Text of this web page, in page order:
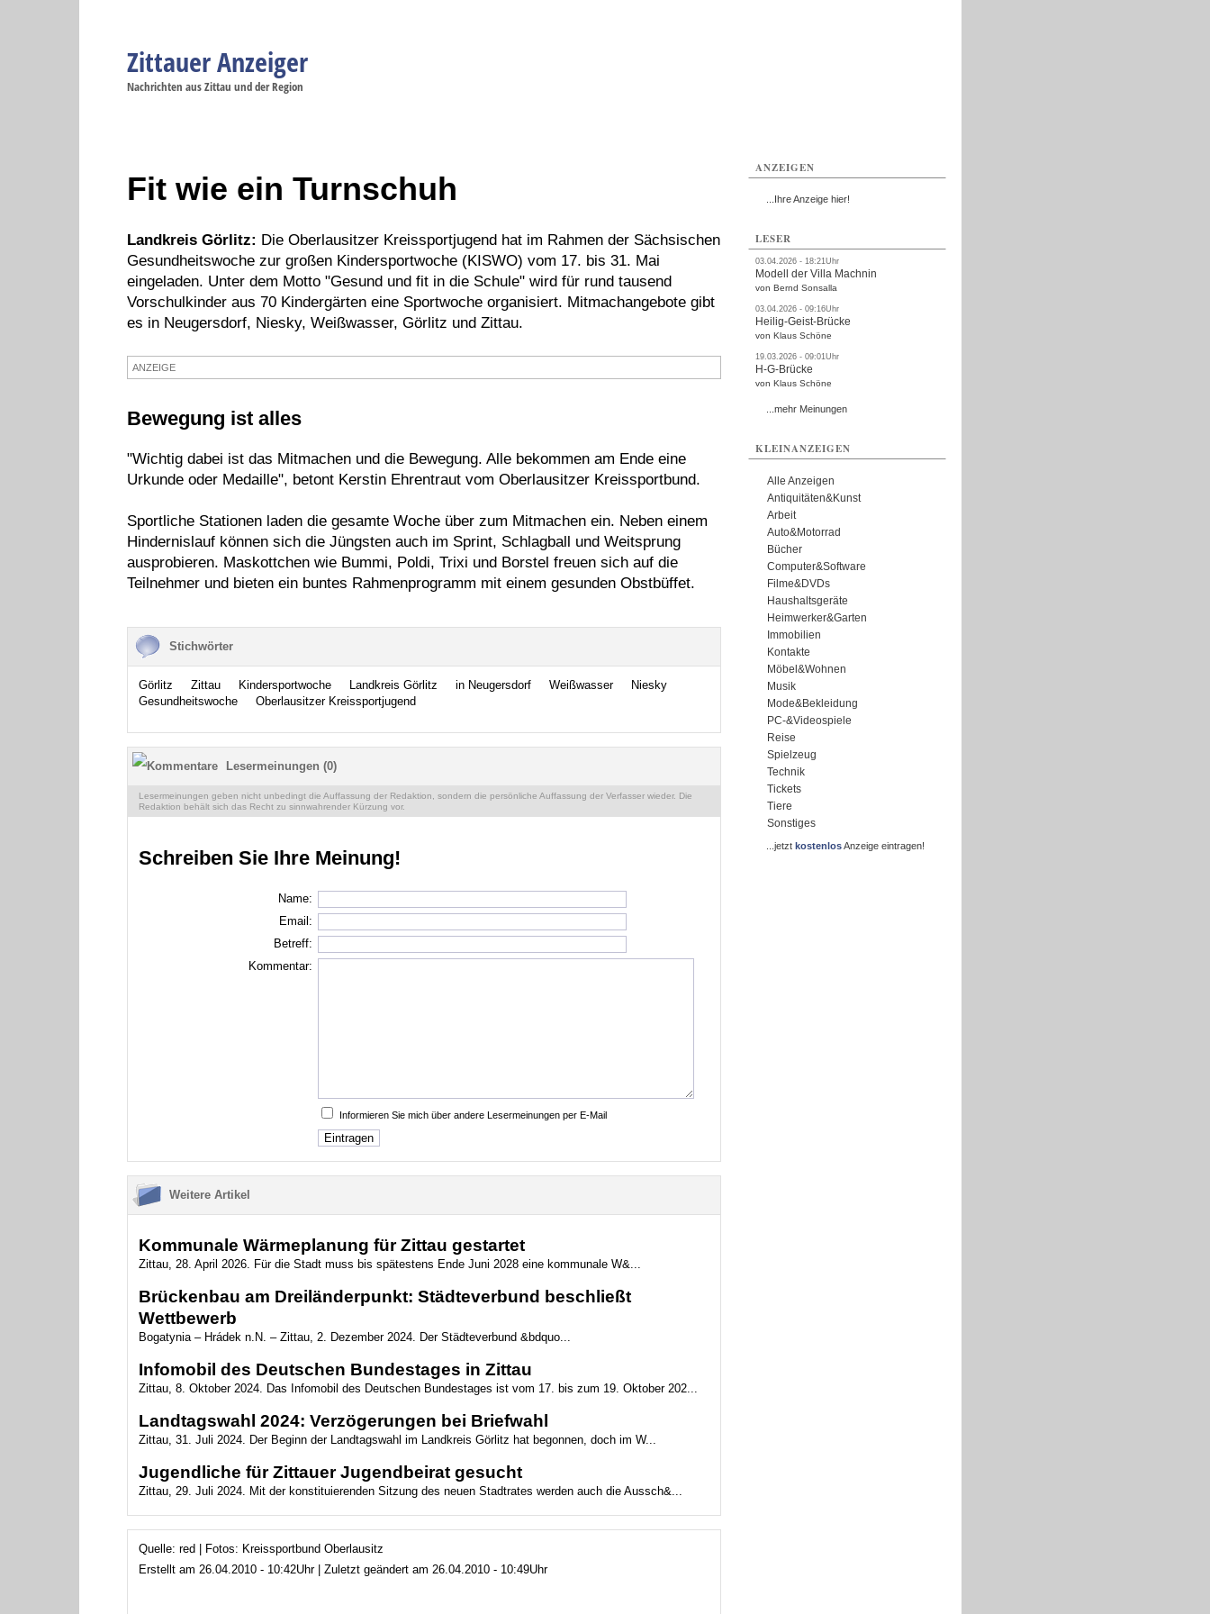
Zittauer Anzeiger
Nachrichten aus Zittau und der Region
Fit wie ein Turnschuh
Landkreis Görlitz: Die Oberlausitzer Kreissportjugend hat im Rahmen der Sächsischen
Gesundheitswoche zur großen Kindersportwoche (KISWO) vom 17. bis 31. Mai
eingeladen. Unter dem Motto "Gesund und fit in die Schule" wird für rund tausend
Vorschulkinder aus 70 Kindergärten eine Sportwoche organisiert. Mitmachangebote gibt
es in Neugersdorf, Niesky, Weißwasser, Görlitz und Zittau.
ANZEIGE
Bewegung ist alles
"Wichtig dabei ist das Mitmachen und die Bewegung. Alle bekommen am Ende eine
Urkunde oder Medaille", betont Kerstin Ehrentraut vom Oberlausitzer Kreissportbund.
Sportliche Stationen laden die gesamte Woche über zum Mitmachen ein. Neben einem
Hindernislauf können sich die Jüngsten auch im Sprint, Schlagball und Weitsprung
ausprobieren. Maskottchen wie Bummi, Poldi, Trixi und Borstel freuen sich auf die
Teilnehmer und bieten ein buntes Rahmenprogramm mit einem gesunden Obstbüffet.
Stichwörter
Görlitz Zittau Kindersportwoche Landkreis Görlitz in Neugersdorf Weißwasser
Niesky
Gesundheitswoche
Oberlausitzer Kreissportjugend
Lesermeinungen (0)
Lesermeinungen geben nicht unbedingt die Auffassung der Redaktion, sondern die persönliche Auffassung der Verfasser wieder. Die
Redaktion behält sich das Recht zu sinnwahrender Kürzung vor.
Schreiben Sie Ihre Meinung!
Name:
Email:
Betreff:
Kommentar:
Informieren Sie mich über andere Lesermeinungen per E-Mail
Weitere Artikel
Kommunale Wärmeplanung für Zittau gestartet
Zittau, 28. April 2026. Für die Stadt muss bis spätestens Ende Juni 2028 eine kommunale W&...
Brückenbau am Dreiländerpunkt: Städteverbund beschließt
Wettbewerb
Bogatynia – Hrádek n.N. – Zittau, 2. Dezember 2024. Der Städteverbund &bdquo...
Infomobil des Deutschen Bundestages in Zittau
Zittau, 8. Oktober 2024. Das Infomobil des Deutschen Bundestages ist vom 17. bis zum 19. Oktober 202...
Landtagswahl 2024: Verzögerungen bei Briefwahl
Zittau, 31. Juli 2024. Der Beginn der Landtagswahl im Landkreis Görlitz hat begonnen, doch im W...
Jugendliche für Zittauer Jugendbeirat gesucht
Zittau, 29. Juli 2024. Mit der konstituierenden Sitzung des neuen Stadtrates werden auch die Aussch&...
Quelle: red | Fotos: Kreissportbund Oberlausitz
Erstellt am 26.04.2010 - 10:42Uhr | Zuletzt geändert am 26.04.2010 - 10:49Uhr
ANZEIGEN
...Ihre Anzeige hier!
LESER
03.04.2026 - 18:21Uhr
Modell der Villa Machnin
von Bernd Sonsalla
03.04.2026 - 09:16Uhr
Heilig-Geist-Brücke
von Klaus Schöne
19.03.2026 - 09:01Uhr
H-G-Brücke
von Klaus Schöne
...mehr Meinungen
KLEINANZEIGEN
Alle Anzeigen
Antiquitäten&Kunst
Arbeit
Auto&Motorrad
Bücher
Computer&Software
Filme&DVDs
Haushaltsgeräte
Heimwerker&Garten
Immobilien
Kontakte
Möbel&Wohnen
Musik
Mode&Bekleidung
PC-&Videospiele
Reise
Spielzeug
Technik
Tickets
Tiere
Sonstiges
...jetzt kostenlosAnzeige eintragen!